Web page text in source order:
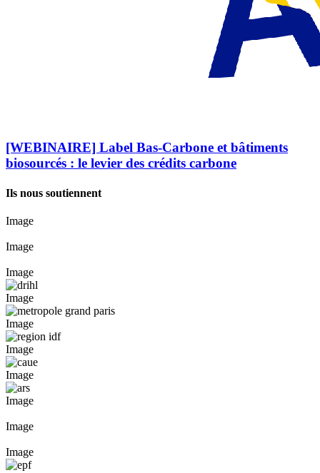
[WEBINAIRE] Label Bas-Carbone et bâtiments
biosourcés : le levier des crédits carbone
Ils nous soutiennent
Image
Image
Image
Image
Image
Image
Image
Image
Image
Image